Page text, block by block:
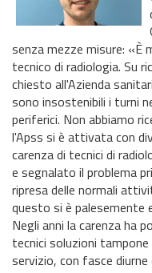
senza mezze misure: «È
tecnico di radiologia. Su
chiesto all'Azienda
sono insostenibili i turni
periferici. Non abbiamo
l'Apss si è attivata con
carenza di tecnici di
e segnalato il problema
ripresa delle normali
questo si è palesemente
Negli anni la carenza ha
tecnici soluzioni
servizio, con fasce